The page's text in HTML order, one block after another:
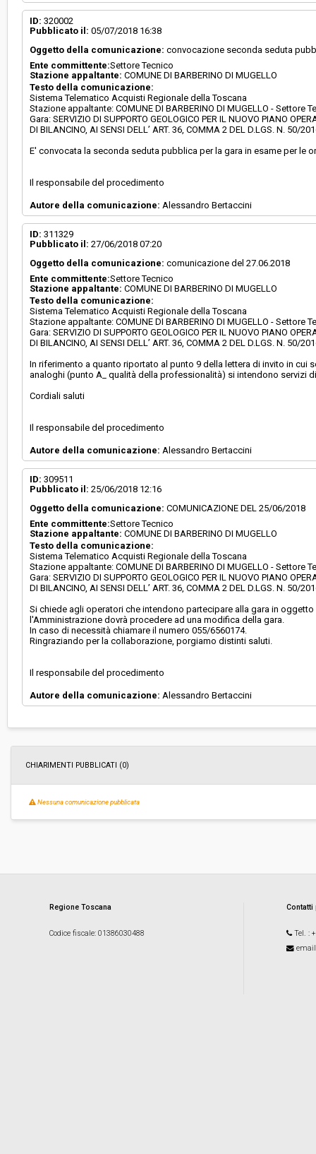
ID: 320002
Pubblicato il: 05/07/2018 16:38
Oggetto della comunicazione: convocazione seconda seduta
Ente committente:Settore Tecnico
Stazione appaltante: COMUNE DI BARBERINO DI MUGELLO
Testo della comunicazione:
Sistema Telematico Acquisti Regionale della Toscana
Stazione appaltante: COMUNE DI BARBERINO DI MUGELLO - Settore
Gara: SERVIZIO DI SUPPORTO GEOLOGICO PER IL NUOVO PIANO
DI BILANCINO, AI SENSI DELL’ ART. 36, COMMA 2 DEL D.LGS. N. 50/
E' convocata la seconda seduta pubblica per la gara in esame per le
Il responsabile del procedimento
Autore della comunicazione: Alessandro Bertaccini
ID: 311329
Pubblicato il: 27/06/2018 07:20
Oggetto della comunicazione: comunicazione del 27.06.2018
Ente committente:Settore Tecnico
Stazione appaltante: COMUNE DI BARBERINO DI MUGELLO
Testo della comunicazione:
Sistema Telematico Acquisti Regionale della Toscana
Stazione appaltante: COMUNE DI BARBERINO DI MUGELLO - Settore
Gara: SERVIZIO DI SUPPORTO GEOLOGICO PER IL NUOVO PIANO
DI BILANCINO, AI SENSI DELL’ ART. 36, COMMA 2 DEL D.LGS. N. 50/
In riferimento a quanto riportato al punto 9 della lettera di invito in
analoghi (punto A_ qualità della professionalità) si intendono servizi
Cordiali saluti
Il responsabile del procedimento
Autore della comunicazione: Alessandro Bertaccini
ID: 309511
Pubblicato il: 25/06/2018 12:16
Oggetto della comunicazione: COMUNICAZIONE DEL 25/06/2018
Ente committente:Settore Tecnico
Stazione appaltante: COMUNE DI BARBERINO DI MUGELLO
Testo della comunicazione:
Sistema Telematico Acquisti Regionale della Toscana
Stazione appaltante: COMUNE DI BARBERINO DI MUGELLO - Settore
Gara: SERVIZIO DI SUPPORTO GEOLOGICO PER IL NUOVO PIANO
DI BILANCINO, AI SENSI DELL’ ART. 36, COMMA 2 DEL D.LGS. N. 50/
Si chiede agli operatori che intendono partecipare alla gara in
l'Amministrazione dovrà procedere ad una modifica della gara.
In caso di necessità chiamare il numero 055/6560174.
Ringraziando per la collaborazione, porgiamo distinti saluti.
Il responsabile del procedimento
Autore della comunicazione: Alessandro Bertaccini
CHIARIMENTI PUBBLICATI (0)
Nessuna comunicazione pubblicata
Regione Toscana
Codice fiscale: 01386030488 Tel. :
email